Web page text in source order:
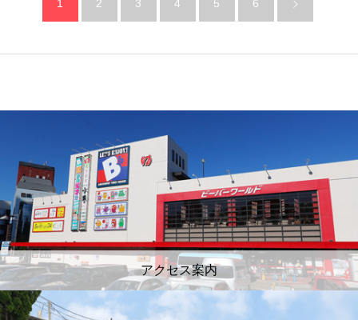
1 2 3 4 5 6
アクセス案内